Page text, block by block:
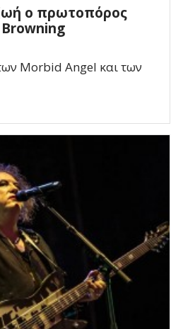
ο πρωτοπόρος
Morbid Angel και των